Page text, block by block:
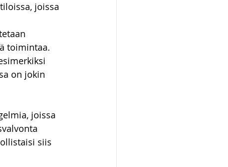
joissa
toimintaa.
on jokin
joissa
siis